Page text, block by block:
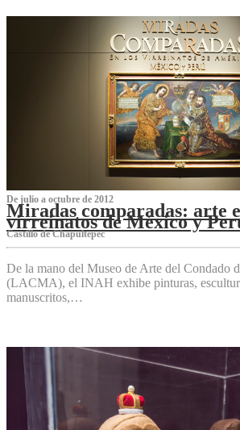
De julio a octubre de 2012
Miradas comparadas: arte
virreinatos de México y
Castillo de Chapultepec
De la mano del Museo de Arte del Condado
(LACMA), el INAH exhibe pinturas,
manuscritos,…